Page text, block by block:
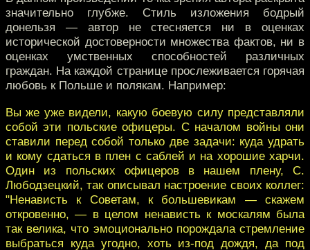
значительно глубже. Стиль изложения бодрый
донельзя — автор не стесняется ни в оценках
исторической достоверности множества фактов, ни в
оценках умственных способностей различных
граждан. На каждой странице прослеживается горячая
любовь к Польше и полякам. Например:
Вы же уже видели, какую боевую силу представляли
собой эти польские офицеры. С началом войны они
ставили перед собой только две задачи: куда удрать
и кому сдаться в плен с саблей и на хорошие харчи.
Один из польских офицеров в нашем плену, С.
Любодзецкий, так описывал настроение своих коллег:
"Ненависть к Советам, к большевикам — скажем
откровенно, — в целом ненависть к москалям была
так велика, что эмоционально порождала стремление
выбраться куда угодно, хоть из-под дождя, да под